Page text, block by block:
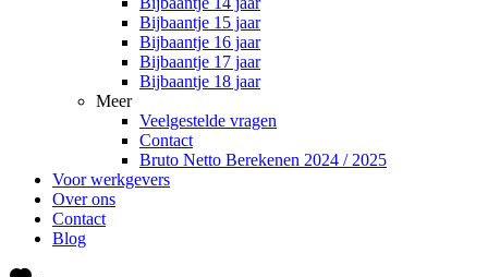
Bijbaantje 15 jaar
Bijbaantje 16 jaar
Bijbaantje 17 jaar
Bijbaantje 18 jaar
Meer
Veelgestelde vragen
Contact
Bruto Netto Berekenen 2024 / 2025
Voor werkgevers
Over ons
Contact
Blog